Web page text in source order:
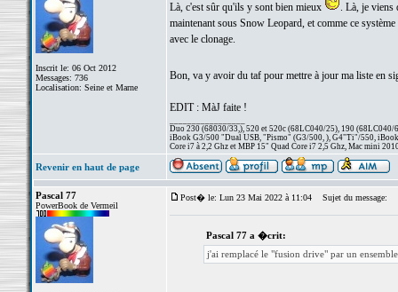
Inscrit le: 06 Oct 2012
Messages: 736
Localisation: Seine et Marne
Là, c'est sûr qu'ils y sont bien mieux
. Là, je
maintenant sous Snow Leopard, et comme ce
avec le clonage.
Bon, va y avoir du taf pour mettre à jour ma liste en
EDIT : MàJ faite !
Duo 230 (68030/33,), 520 et 520c (68LC040/25), 190 (68LC040/
iBook G3/500 "Dual USB, "Pismo" (G3/500, ), G4"Ti"/550,
Core i7 à 2,2 Ghz et MBP 15" Quad Core i7 2,5 Ghz, Mac mini
Revenir en haut de page
Pascal 77
PowerBook de Vermeil
Post� le: Lun 23 Mai 2022 à 11:04 Sujet du message:
Pascal 77 a �crit:
j'ai remplacé le "fusion drive" par un